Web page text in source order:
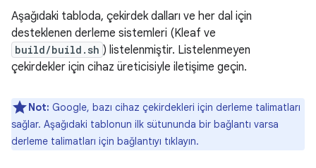
Aşağıdaki tabloda, çekirdek dalları ve her dal için
desteklenen derleme sistemleri (Kleaf ve
build/build.sh ) listelenmiştir. Listelenmeyen
çekirdekler için cihaz üreticisiyle iletişime geçin.
Not: Google, bazı cihaz çekirdekleri için derleme talimatları
sağlar. Aşağıdaki tablonun ilk sütununda bir bağlantı varsa
derleme talimatları için bağlantıyı tıklayın.